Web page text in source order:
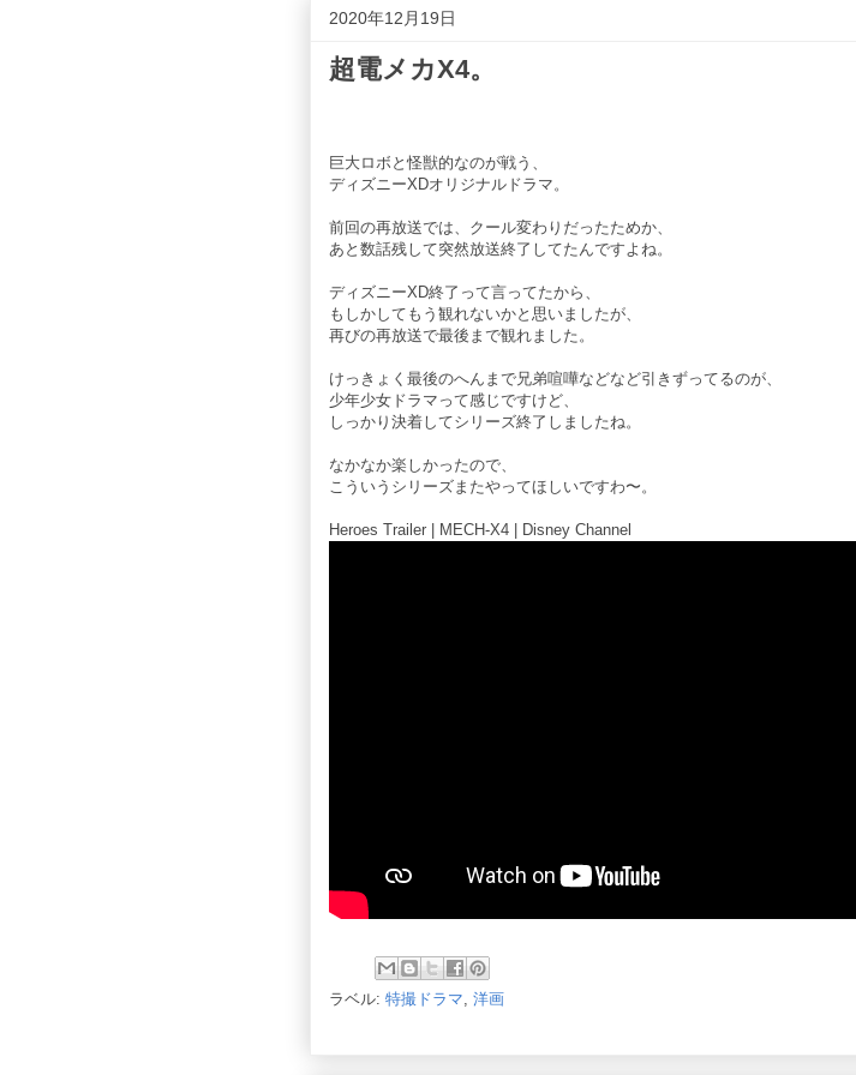
2020年12月19日
超電メカX4。
巨大ロボと怪獣的なのが戦う、
ディズニーXDオリジナルドラマ。
前回の再放送では、クール変わりだったためか、
あと数話残して突然放送終了してたんですよね。
ディズニーXD終了って言ってたから、
もしかしてもう観れないかと思いましたが、
再びの再放送で最後まで観れました。
けっきょく最後のへんまで兄弟喧嘩などなど引きずってるのが、
少年少女ドラマって感じですけど、
しっかり決着してシリーズ終了しましたね。
なかなか楽しかったので、
こういうシリーズまたやってほしいですわ〜。
Heroes Trailer | MECH-X4 | Disney Channel
ラベル: 特撮ドラマ, 洋画